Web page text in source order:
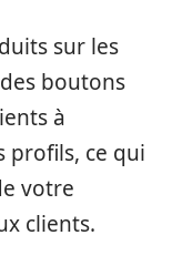
sur les
boutons
à
profils, ce qui
votre
clients.